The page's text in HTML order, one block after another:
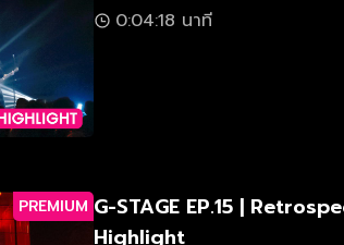
0:04:18 นาที
PREMIUM G-STAGE EP.15 |
Highlight